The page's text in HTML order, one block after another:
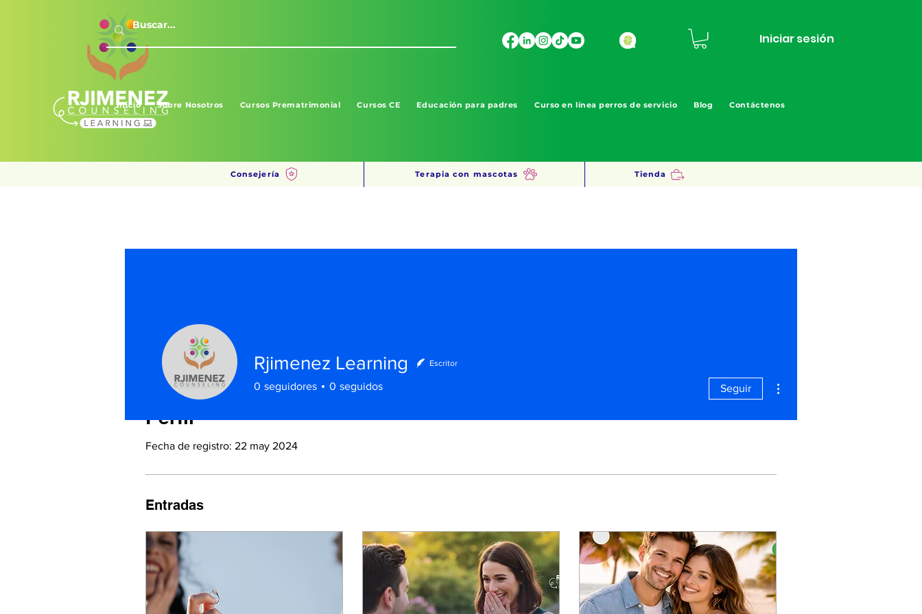
Iniciar sesión
Inicio Sobre Nosotros Cursos Prematrimonial Cursos CE Educación para padres Curso en línea perros de servicio Blog Contáctenos
Consejería Terapia con mascotas Tienda
Perfil
Fecha de registro: 22 may 2024
Entradas
Rjimenez Learning Escritor
0 seguidores 0 seguidos Seguir